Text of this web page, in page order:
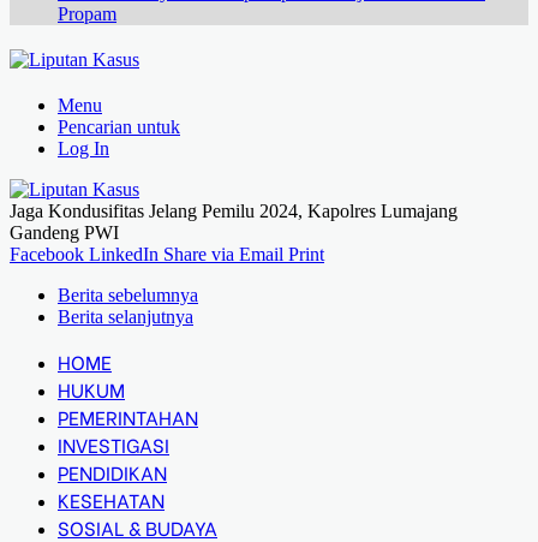
Propam
Menu
Pencarian untuk
Log In
Jaga Kondusifitas Jelang Pemilu 2024, Kapolres Lumajang
Gandeng PWI
Facebook LinkedIn Share via Email Print
Berita sebelumnya
Berita selanjutnya
HOME
HUKUM
PEMERINTAHAN
INVESTIGASI
PENDIDIKAN
KESEHATAN
SOSIAL & BUDAYA